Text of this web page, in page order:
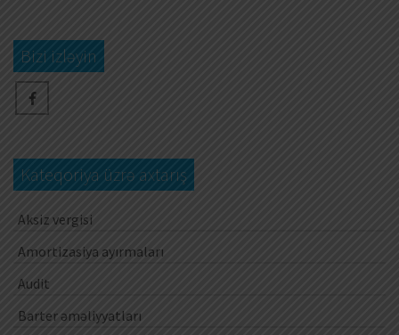
Bizi izləyin
Kateqoriya üzrə axtarış
Aksiz vergisi
Amortizasiya ayırmaları
Audit
Barter əməliyyatları